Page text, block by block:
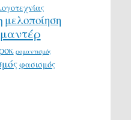
μελοποίηση
ρομαντισμός
φασισμός